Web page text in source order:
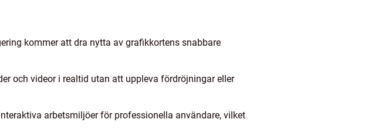
kommer att dra nytta av grafikkortens snabbare
och videor i realtid utan att uppleva fördröjningar eller
arbetsmiljöer för professionella användare, vilket